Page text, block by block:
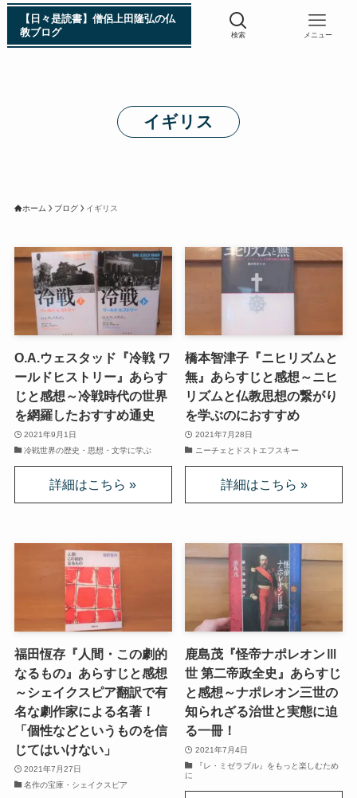
浄土真宗入門 親鸞伝
インド・スリランカ仏跡紀行
第一次インド遠征～ガンジス川の聖地を訪ねて
第二次インド遠征～インド中南部の遺跡を訪ねて
仏教聖地スリランカ紀行
第三次インド遠征～ブッダゆかりの地を巡る旅
仏教コラム＋α
仏教コラム・法話
お知らせ
僧侶の日記
仏教書データベース
インド思想と文化、歴史
【日々是読書】僧侶上田隆弘の仏
教ブログ
検索 メニュー
イギリス
ホーム ブログ イギリス
O.A.ウェスタッド『冷戦 ワ
ールドヒストリー』あらす
じと感想～冷戦時代の世界
を網羅したおすすめ通史
2021年9月1日
冷戦世界の歴史・思想・文学に学ぶ
橋本智津子『ニヒリズムと
無』あらすじと感想～ニヒ
リズムと仏教思想の繋がり
を学ぶのにおすすめ
2021年7月28日
ニーチェとドストエフスキー
福田恆存『人間・この劇的
なるもの』あらすじと感想
～シェイクスピア翻訳で有
名な劇作家による名著！
「個性などというものを信
じてはいけない」
2021年7月27日
名作の宝庫・シェイクスピア
鹿島茂『怪帝ナポレオンⅢ
世 第二帝政全史』あらすじ
と感想～ナポレオン三世の
知られざる治世と実態に迫
る一冊！
2021年7月4日
『レ・ミゼラブル』をもっと楽しむため
に